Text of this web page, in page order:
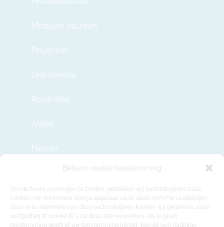
Beheer cookie toestemming
Om de beste ervaringen te bieden, gebruiken wij technologieën zoals
cookies om informatie over je apparaat op te slaan en/of te raadplegen.
Door in te stemmen met deze technologieën kunnen wij gegevens zoals
surfgedrag of unieke ID's op deze site verwerken. Als je geen
toestemming geeft of uw toestemming intrekt, kan dit een nadelige
Modulair bouwen
Projecten
Ons verhaal
Realisaties
Atelier
Nieuws
info@modulehome.be